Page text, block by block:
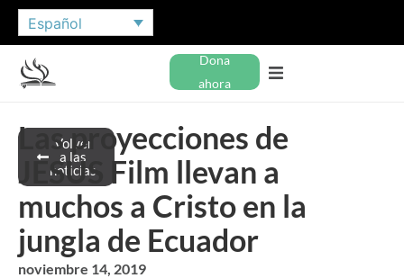
Español
Dona
ahora
Volver
a las
noticias
Las proyecciones de
JESUS Film llevan a
muchos a Cristo en la
jungla de Ecuador
noviembre 14, 2019